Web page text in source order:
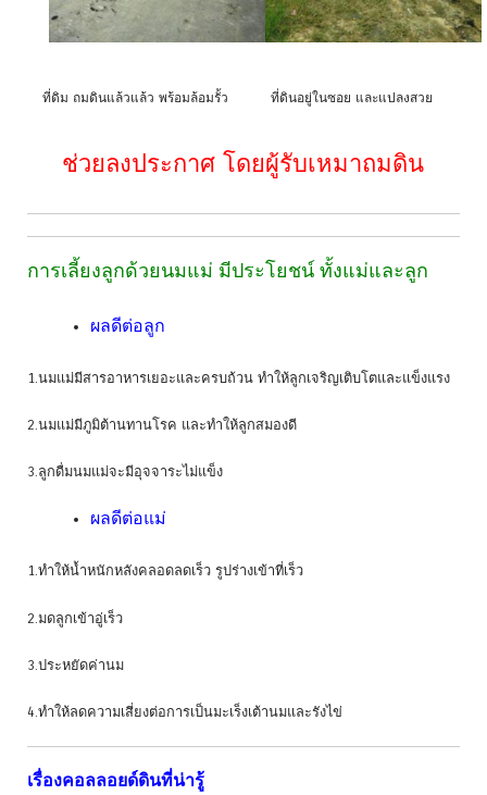
ที่ดิม ถมดินแล้วแล้ว พร้อมล้อมรั้ว ที่ดินอยู่ในซอย และแปลงสวย
ช่วยลงประกาศ โดยผู้รับเหมาถมดิน
การเลี้ยงลูกด้วยนมแม่ มีประโยชน์ ทั้งแม่และลูก
ผลดีต่อลูก
1.นมแม่มีสารอาหารเยอะและครบถ้วน ทำให้ลูกเจริญเติบโตและแข็งแรง
2.นมแม่มีภูมิต้านทานโรค และทำให้ลูกสมองดี
3.ลูกดื่มนมแม่จะมีอุจจาระไม่แข็ง
ผลดีต่อแม่
1.ทำให้น้ำหนักหลังคลอดลดเร็ว รูปร่างเข้าที่เร็ว
2.มดลูกเข้าอู่เร็ว
3.ประหยัดค่านม
4.ทำให้ลดความเสี่ยงต่อการเป็นมะเร็งเต้านมและรังไข่
เรื่องคอลลอยด์ดินที่น่ารู้